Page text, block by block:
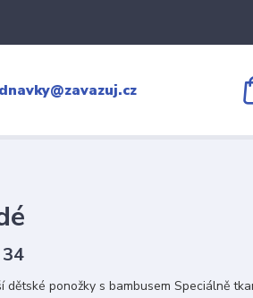
dětské ponožky s bambusem Speciálně